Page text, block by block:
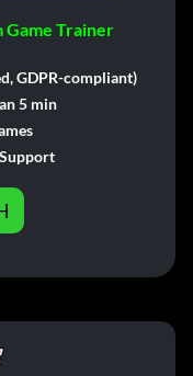
Game Trainer
GDPR-compliant)
5 min